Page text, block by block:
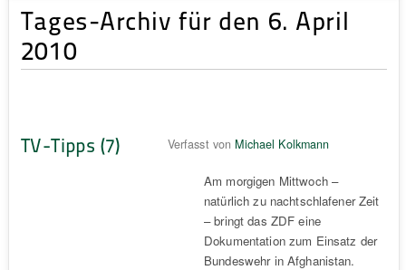
Tages-Archiv für den 6. April
2010
TV-Tipps (7) Verfasst von Michael Kolkmann
Am morgigen Mittwoch –
natürlich zu nachtschlafener Zeit
– bringt das ZDF eine
Dokumentation zum Einsatz der
Bundeswehr in Afghanistan.